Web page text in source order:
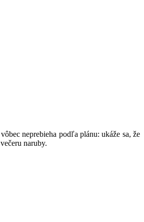
neprebieha podľa plánu: ukáže sa, že
naruby.